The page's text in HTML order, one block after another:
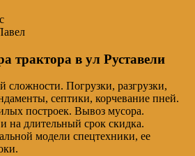
трактора в ул Руставели
сложности. Погрузки, разгрузки,
септики, корчевание пней.
построек. Вывоз мусора.
на длительный срок скидка.
модели спецтехники, ее